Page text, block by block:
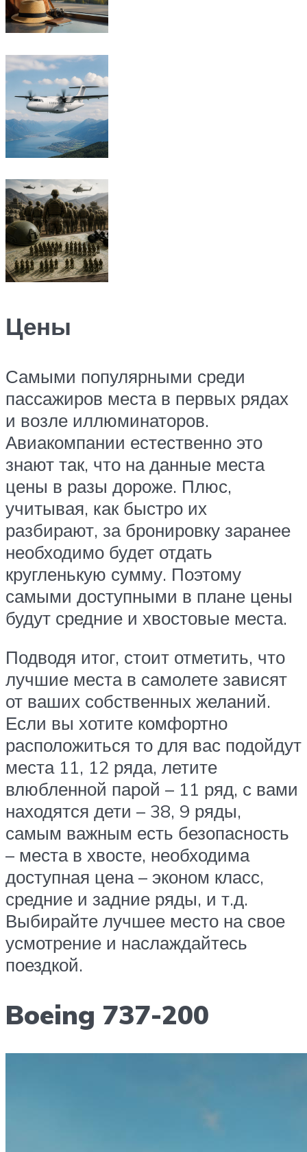
Цены
Самыми популярными среди
пассажиров места в первых рядах
и возле иллюминаторов.
Авиакомпании естественно это
знают так, что на данные места
цены в разы дороже. Плюс,
учитывая, как быстро их
разбирают, за бронировку заранее
необходимо будет отдать
кругленькую сумму. Поэтому
самыми доступными в плане цены
будут средние и хвостовые места.
Подводя итог, стоит отметить, что
лучшие места в самолете зависят
от ваших собственных желаний.
Если вы хотите комфортно
расположиться то для вас подойдут
места 11, 12 ряда, летите
влюбленной парой – 11 ряд, с вами
находятся дети – 38, 9 ряды,
самым важным есть безопасность
– места в хвосте, необходима
доступная цена – эконом класс,
средние и задние ряды, и т.д.
Выбирайте лучшее место на свое
усмотрение и наслаждайтесь
поездкой.
Boeing 737-200